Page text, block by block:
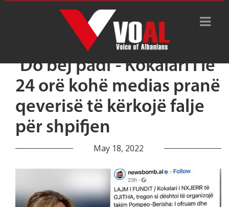
‘Do bëj padi’- Kokalari i lë
24 orë kohë medias pranë
qeverisë të kërkojë falje
për shpifjen
May 18, 2022